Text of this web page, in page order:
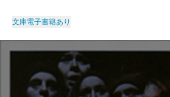
文庫電子書籍あり